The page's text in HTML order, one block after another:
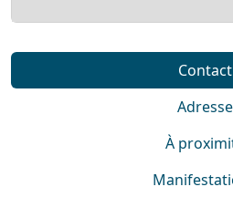
Contact
Adresse
À